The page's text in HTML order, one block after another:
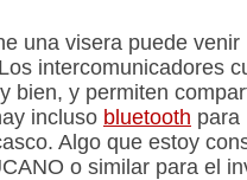
una visera puede
intercomunicadores
bien, y permiten
incluso bluetooth para
Algo que estoy
o similar para el